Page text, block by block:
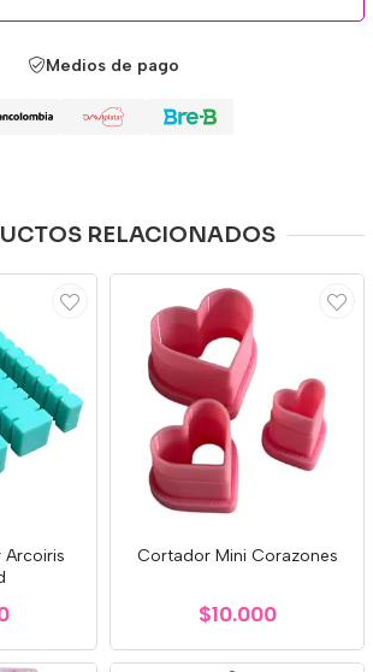
Medios de pago
RELACIONADOS
Arcoiris
Cortador Mini Corazones
$10.000